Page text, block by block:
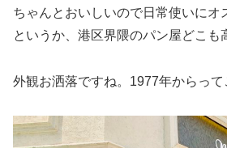
ちゃんとおいしいので日常使いにオ
というか、港区界隈のパン屋どこも
外観お洒落ですね。1977年からって